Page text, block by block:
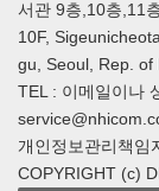
서관 9층,10층,11
10F,
gu, Seoul, Rep. of
TEL : 이메일이나
개인정보관리책임
COPYRIGHT (c)